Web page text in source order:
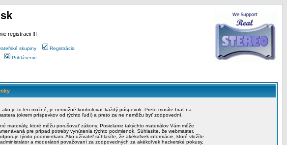
registracii !!!
skupiny
Registrácia
Prihlásenie
je to len možné, je nemožné kontrolovať každý príspevok. Preto musíte brať na
(okrem príspevkov od týchto ľudí) a preto za ne nemôžu byť zodpovední.
ktoré môžu porušovať zákony. Posielanie takýchto materiálov Vám môže
pre prípad potreby vynútenia týchto podmienok. Súhlasíte, že webmaster,
týmto podmienkam. Ako užívateľ súhlasíte, že akékoľvek informácie, ktoré vložíte
a moderátori považovaní za zodpovedných za akékoľvek hackerské pokusy,